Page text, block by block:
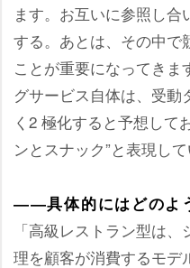
ます。お互いに参照し
する。あとは、その中で
ことが重要になってき
グサービス自体は、受動
く2 極化すると予想して
ンとスナック”と表現して
――具体的にはどのよ
「高級レストラン型は
理を顧客が消費するモデ